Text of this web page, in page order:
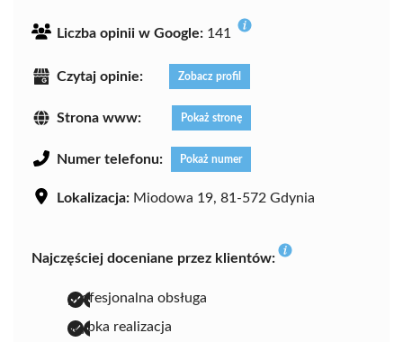
Liczba opinii w Google: 141
Czytaj opinie: Zobacz profil
Strona www: Pokaż stronę
Numer telefonu: Pokaż numer
Lokalizacja: Miodowa 19, 81-572 Gdynia
Najczęściej doceniane przez klientów:
profesjonalna obsługa
szybka realizacja